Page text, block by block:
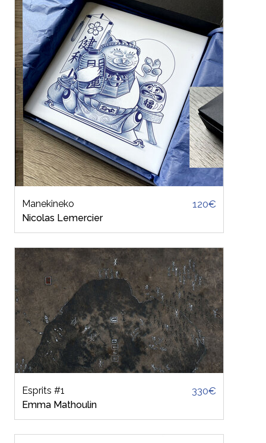
Manekineko
Nicolas Lemercier
120€
Esprits #1
Emma Mathoulin
330€